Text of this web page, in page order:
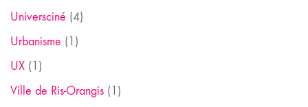
Universciné (4)
Urbanisme (1)
UX (1)
Ville de Ris-Orangis (1)